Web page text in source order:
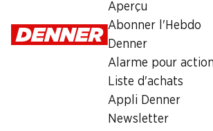
Aperçu
Abonner l'Hebdo
Denner
Alarme pour
Liste d'achats
Appli Denner
Newsletter
Les clients ont
acheté